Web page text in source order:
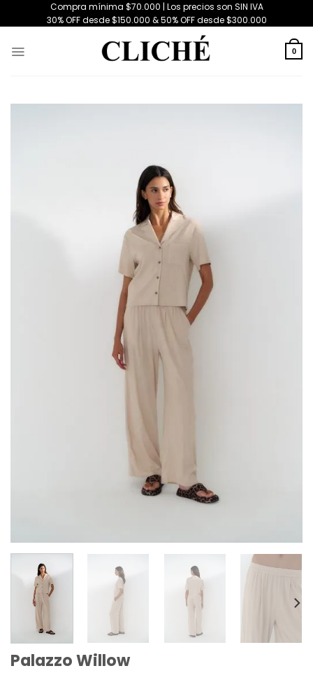
al
Compra mínima $70.000 | Los precios son SIN IVA
30% OFF desde $150.000 & 50% OFF desde $300.000
0
Palazzo Willow